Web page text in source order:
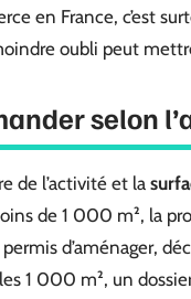
en France, c’est
oubli peut
selon
de l’activité et la
de 1 000 m², la
d’aménager,
1 000 m², un